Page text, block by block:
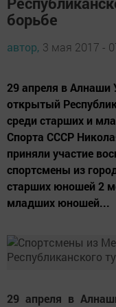
борьбе
автор, 3 мая 2017 -
29 апреля в Алнаши
открытый
среди старших и
Спорта СССР
приняли участие
спортсмены из
старших юношей 2
младших юношей...
29 апреля в